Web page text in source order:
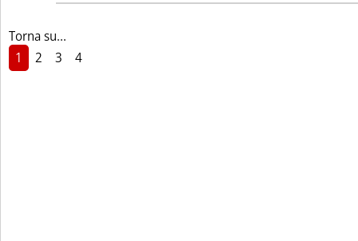
Torna su...
1
2 3 4